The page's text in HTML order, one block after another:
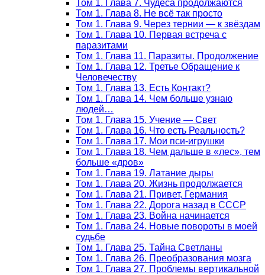
Том 1. Глава 7. Чудеса продолжаются
Том 1. Глава 8. Не всё так просто
Том 1. Глава 9. Через тернии — к звёздам
Том 1. Глава 10. Первая встреча с
паразитами
Том 1. Глава 11. Паразиты. Продолжение
Том 1. Глава 12. Третье Обращение к
Человечеству
Том 1. Глава 13. Есть Контакт?
Том 1. Глава 14. Чем больше узнаю
людей…
Том 1. Глава 15. Учение — Свет
Том 1. Глава 16. Что есть Реальность?
Том 1. Глава 17. Мои пси-игрушки
Том 1. Глава 18. Чем дальше в «лес», тем
больше «дров»
Том 1. Глава 19. Латание дыры
Том 1. Глава 20. Жизнь продолжается
Том 1. Глава 21. Привет, Германия
Том 1. Глава 22. Дорога назад в СССР
Том 1. Глава 23. Война начинается
Том 1. Глава 24. Новые повороты в моей
судьбе
Том 1. Глава 25. Тайна Светланы
Том 1. Глава 26. Преобразования мозга
Том 1. Глава 27. Проблемы вертикальной